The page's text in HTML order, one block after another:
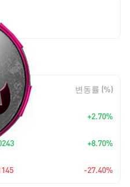
변동률 (%)
+2.70%
+8.70%
-27.40%